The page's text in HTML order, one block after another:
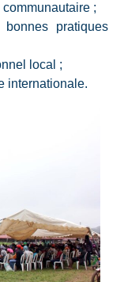
;
pratiques
local ;
internationale.